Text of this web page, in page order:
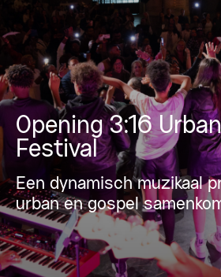
Opening 3:16
Festival
Een dynamisch muzikaal
urban en gospel